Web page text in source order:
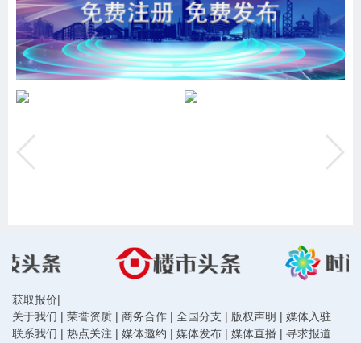
获取报价|
关于我们 | 荣誉资质 | 商务合作 | 全国分支 | 版权声明 | 媒体入驻
联系我们 | 热点关注 | 媒体邀约 | 媒体发布 | 媒体直播 | 寻求报道